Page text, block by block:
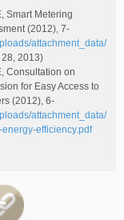
Smart Metering
(2012), 7-
attachment_data/
2013)
Consultation on
for Easy Access to
(2012), 6-
attachment_data/
efficiency.pdf